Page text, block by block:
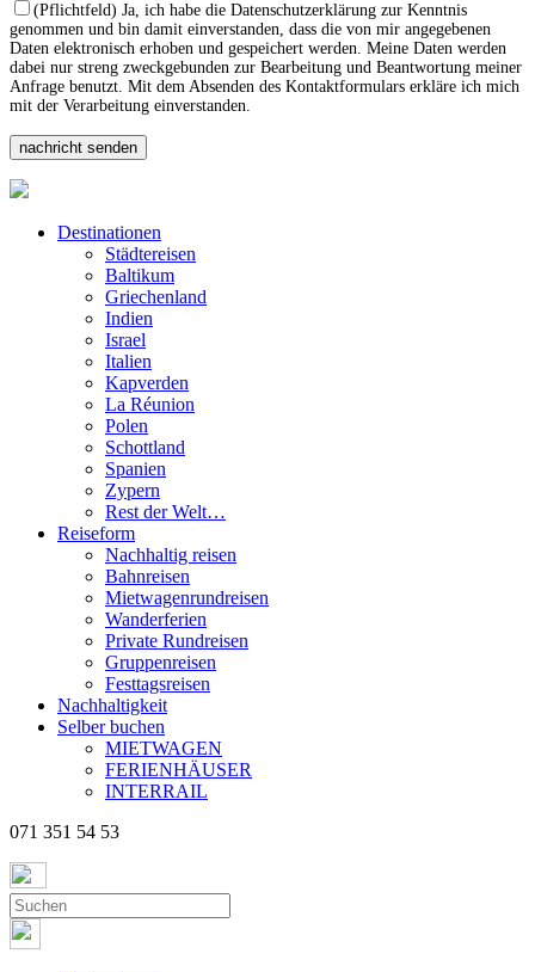
(Pflichtfeld) Ja, ich habe die Datenschutzerklärung zur Kenntnis
genommen und bin damit einverstanden, dass die von mir angegebenen
Daten elektronisch erhoben und gespeichert werden. Meine Daten werden
dabei nur streng zweckgebunden zur Bearbeitung und Beantwortung meiner
Anfrage benutzt. Mit dem Absenden des Kontaktformulars erkläre ich mich
mit der Verarbeitung einverstanden.
Destinationen
Städtereisen
Baltikum
Griechenland
Indien
Israel
Italien
Kapverden
La Réunion
Polen
Schottland
Spanien
Zypern
Rest der Welt…
Reiseform
Nachhaltig reisen
Bahnreisen
Mietwagenrundreisen
Wanderferien
Private Rundreisen
Gruppenreisen
Festtagsreisen
Nachhaltigkeit
Selber buchen
MIETWAGEN
FERIENHÄUSER
INTERRAIL
071 351 54 53